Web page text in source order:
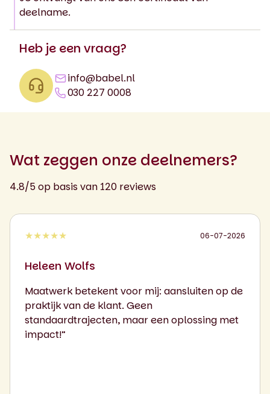
deelname.
Heb je een vraag?
info@babel.nl
030 227 0008
Wat zeggen onze deelnemers?
4.8/5 op basis van 120 reviews
★★★★★ 06-07-2026
Heleen Wolfs
Maatwerk betekent voor mij: aansluiten op de
praktijk van de klant. Geen
standaardtrajecten, maar een oplossing met
impact!”